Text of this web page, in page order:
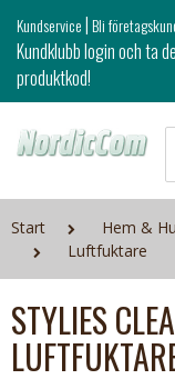
Kundservice|Bli
Kundklubb login och ta
produktkod!
Start Hem &
Luftfuktare
STYLIES